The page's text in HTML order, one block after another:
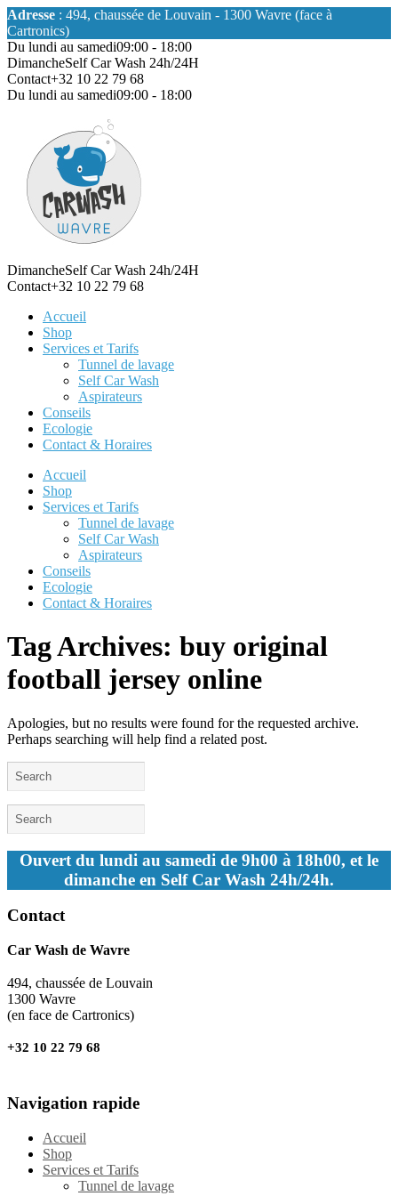
Adresse : 494, chaussée de Louvain - 1300 Wavre (face à
Cartronics)
Du lundi au samedi09:00 - 18:00
DimancheSelf Car Wash 24h/24H
Contact+32 10 22 79 68
Du lundi au samedi09:00 - 18:00
DimancheSelf Car Wash 24h/24H
Contact+32 10 22 79 68
Accueil
Shop
Services et Tarifs
Tunnel de lavage
Self Car Wash
Aspirateurs
Conseils
Ecologie
Contact & Horaires
Accueil
Shop
Services et Tarifs
Tunnel de lavage
Self Car Wash
Aspirateurs
Conseils
Ecologie
Contact & Horaires
Tag Archives: buy original
football jersey online
Apologies, but no results were found for the requested archive.
Perhaps searching will help find a related post.
Ouvert du lundi au samedi de 9h00 à 18h00, et le
dimanche en Self Car Wash 24h/24h.
Contact
Car Wash de Wavre
494, chaussée de Louvain
1300 Wavre
(en face de Cartronics)
+32 10 22 79 68
Navigation rapide
Accueil
Shop
Services et Tarifs
Tunnel de lavage